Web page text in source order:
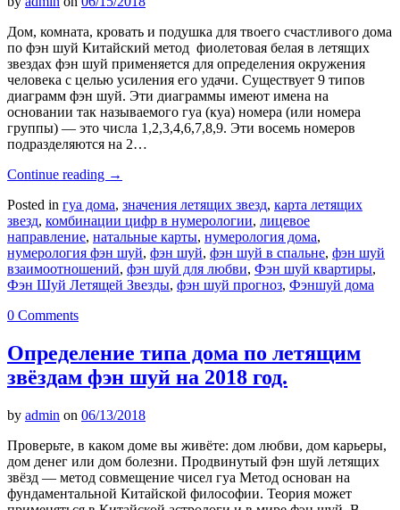
Дом, комната, кровать и подушка для твоего счастливого дома
по фэн шуй Китайский метод фиолетовая белая в летящих
звездах фэн шуй применяется для определения окружения
человека с целью усиления его удачи. Существует 9 типов
диаграмм фэн шуй. Эти диаграммы имеют имена на
основании так называемого гуа (куа) номера (или номера
группы) — это числа 1,2,3,4,6,7,8,9. Эти восемь номеров
подразделяются на 2…
Continue reading →
Posted in гуа дома, значения летящих звезд, карта летящих
звезд, комбинации цифр в нумерологии, лицевое
направление, натальные карты, нумерология дома,
нумерология фэн шуй, фэн шуй, фэн шуй в спальне, фэн шуй
взаимоотношений, фэн шуй для любви, Фэн шуй квартиры,
Фэн Шуй Летящей Звезды, фэн шуй прогноз, Фэншуй дома
0 Comments
Определение типа дома по летящим
звёздам фэн шуй на 2018 год.
by admin on 06/13/2018
Проверьте, в каком доме вы живёте: дом любви, дом карьеры,
дом денег или дом болезни. Продвинутый фэн шуй летящих
звёзд — метод совмещение чисел гуа Метод основан на
фундаментальной Китайской философии. Теория может